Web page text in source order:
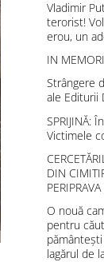
Vladimir
terorist!
erou, un
IN
Strângere
ale Editurii
SPRIJINĂ:
Victimele
DIN
O nouă
pentru
lagărul de